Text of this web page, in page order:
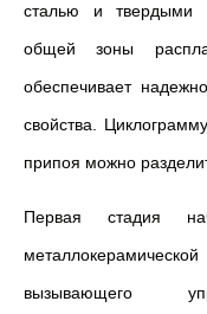
сталью и твердыми
общей зоны
обеспечивает
свойства.
припоя можно
Первая стадия
вызывающего